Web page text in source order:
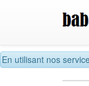
En utilisant nos